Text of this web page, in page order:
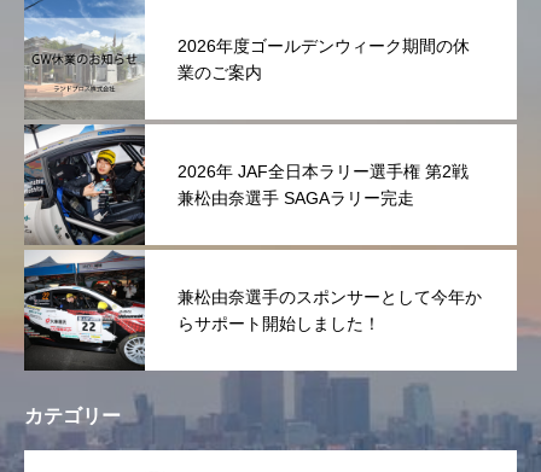
2026年度ゴールデンウィーク期間の休
業のご案内
2026年 JAF全日本ラリー選手権 第2戦
兼松由奈選手 SAGAラリー完走
兼松由奈選手のスポンサーとして今年か
らサポート開始しました！
カテゴリー